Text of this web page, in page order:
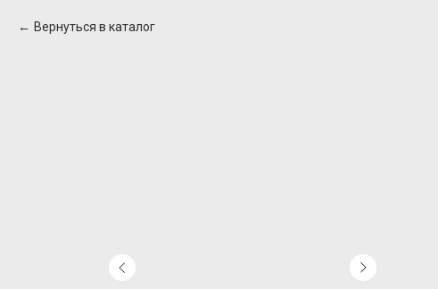
Вернуться в каталог